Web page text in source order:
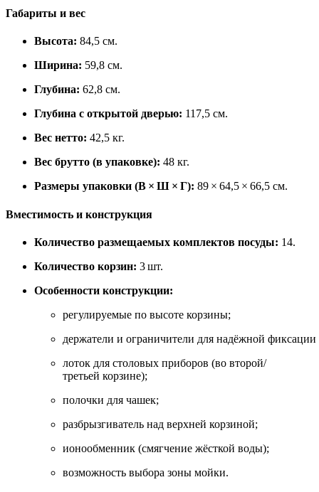
Габариты и вес
Высота: 84,5 см.
Ширина: 59,8 см.
Глубина: 62,8 см.
Глубина с открытой дверью: 117,5 см.
Вес нетто: 42,5 кг.
Вес брутто (в упаковке): 48 кг.
Размеры упаковки (В × Ш × Г): 89 × 64,5 × 66,5 см.
Вместимость и конструкция
Количество размещаемых комплектов посуды: 14.
Количество корзин: 3 шт.
Особенности конструкции:
регулируемые по высоте корзины;
держатели и ограничители для надёжной
лоток для столовых приборов (во второй/
третьей корзине);
полочки для чашек;
разбрызгиватель над верхней корзиной;
ионообменник (смягчение жёсткой воды);
возможность выбора зоны мойки.